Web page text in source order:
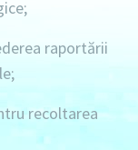
raportării
recoltarea